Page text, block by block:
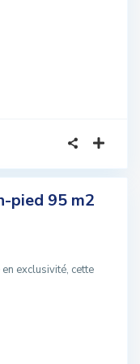
pied 95 m2
exclusivité, cette